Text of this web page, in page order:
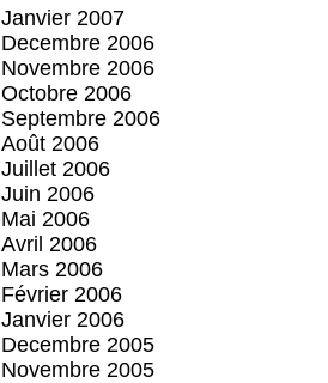
Janvier 2007
Decembre 2006
Novembre 2006
Octobre 2006
Septembre 2006
Août 2006
Juillet 2006
Juin 2006
Mai 2006
Avril 2006
Mars 2006
Février 2006
Janvier 2006
Decembre 2005
Novembre 2005